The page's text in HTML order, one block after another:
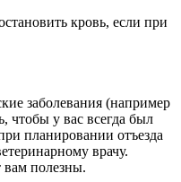
кровь, если при
заболевания (например
чтобы у вас всегда был
планировании отъезда
врачу.
вам полезны.